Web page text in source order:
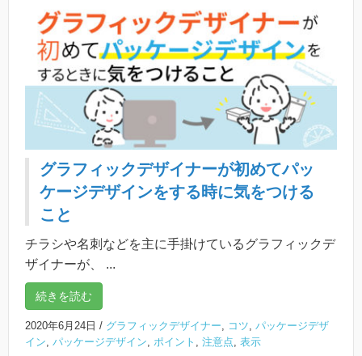
グラフィックデザイナーが初めてパッ
ケージデザインをする時に気をつける
こと
チラシや名刺などを主に手掛けているグラフィックデ
ザイナーが、 ...
続きを読む
2020年6月24日 / グラフィックデザイナー, コツ, パッケージデザ
イン, パッケージデザイン, ポイント , 注意点, 表示